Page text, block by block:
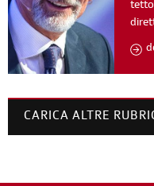
CARICA ALTRE